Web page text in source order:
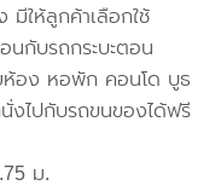
มีให้ลูกค้าเลือกใช้
นกับรถกระบะตอน
ห้อง หอพัก คอนโด บูธ
งไปกับรถขนของได้ฟรี
ม.